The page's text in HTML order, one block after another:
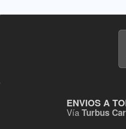
ENVIOS A
Vía Turbus